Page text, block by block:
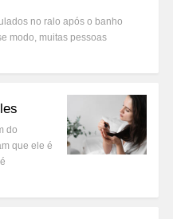
no ralo após o banho
modo, muitas pessoas
do
que ele é